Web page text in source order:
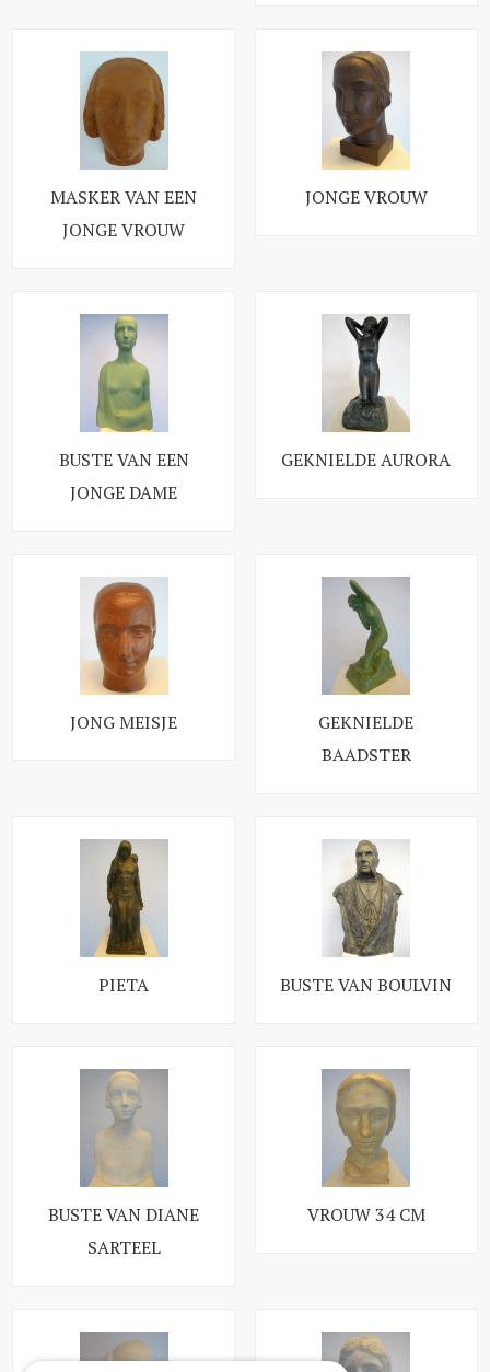
MASKER VAN EEN
JONGE VROUW
JONGE VROUW
BUSTE VAN EEN
JONGE DAME
GEKNIELDE AURORA
JONG MEISJE
GEKNIELDE
BAADSTER
PIETA BUSTE VAN BOULVIN
BUSTE VAN DIANE
SARTEEL
VROUW 34 CM